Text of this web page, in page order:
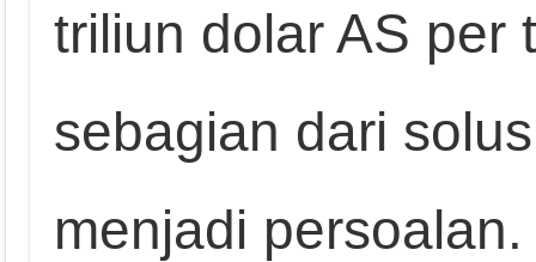
triliun dolar AS per
sebagian dari
menjadi